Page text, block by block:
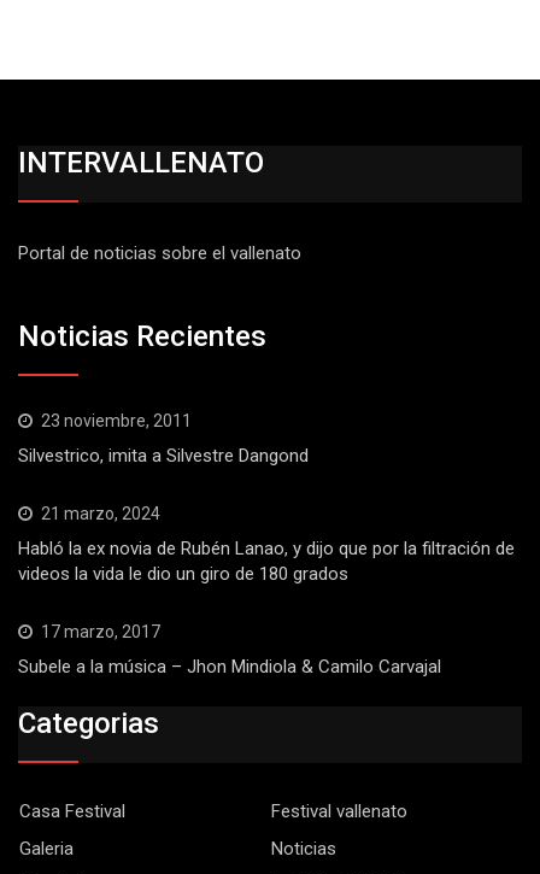
INTERVALLENATO
Portal de noticias sobre el vallenato
Noticias Recientes
23 noviembre, 2011
Silvestrico, imita a Silvestre Dangond
21 marzo, 2024
Habló la ex novia de Rubén Lanao, y dijo que por la filtración de
videos la vida le dio un giro de 180 grados
17 marzo, 2017
Subele a la música – Jhon Mindiola & Camilo Carvajal
Categorias
Casa Festival
Festival vallenato
Galeria
Noticias